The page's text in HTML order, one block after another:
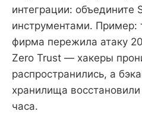
интеграции: объедините
инструментами. Пример:
фирма пережила атаку
Zero Trust — хакеры
распространились, а
хранилища
часа.